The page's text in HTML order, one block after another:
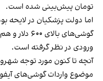
تومان پیش‌بینی شده است.
ورودی در نظر گرفته است.
آنچه تا کنون مورد توجه
موضوع واردات گوشی‌های